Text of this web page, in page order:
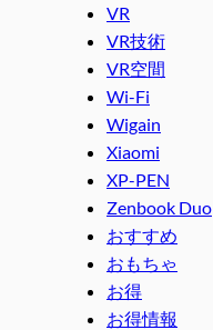
VR
VR技術
VR空間
Wi-Fi
Wigain
Xiaomi
XP-PEN
Zenbook Duo
おすすめ
おもちゃ
お得
お得情報